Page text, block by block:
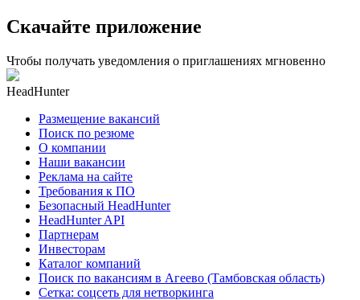
Скачайте приложение
Чтобы получать уведомления о приглашениях мгновенно
HeadHunter
Размещение вакансий
Поиск по резюме
О компании
Наши вакансии
Реклама на сайте
Требования к ПО
Безопасный HeadHunter
HeadHunter API
Партнерам
Инвесторам
Каталог компаний
Поиск по вакансиям в Агеево (Тамбовская область)
Сетка: соцсеть для нетворкинга